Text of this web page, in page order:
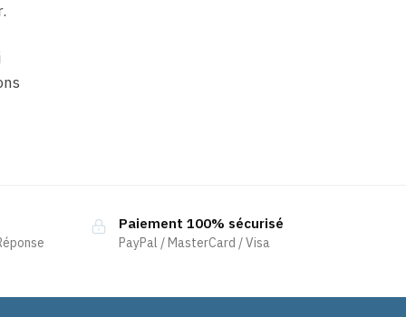
Paiement 100% sécurisé
PayPal / MasterCard / Visa